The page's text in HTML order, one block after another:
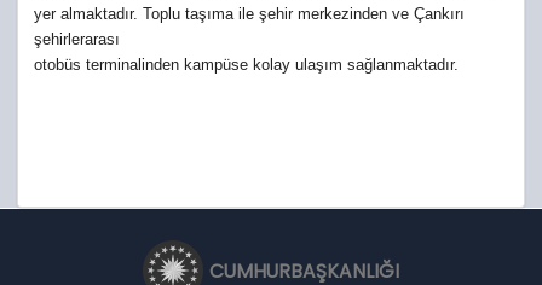
yer almaktadır. Toplu taşıma ile şehir merkezinden ve Çankırı
şehirlerarası
otobüs terminalinden kampüse kolay ulaşım sağlanmaktadır.
CUMHURBAŞKANLIĞI